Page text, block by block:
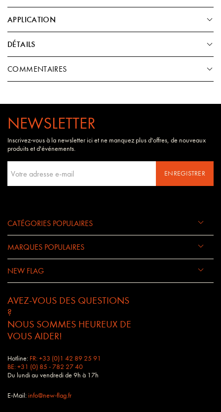
APPLICATION
DÉTAILS
COMMENTAIRES
NEWSLETTER
Inscrivez-vous à la newsletter ici et ne manquez plus d'offres, de nouveaux
produits et d'événements.
ENREGISTRER
CATÉGORIES POPULAIRES
MARQUES POPULAIRES
NEW FLAG
AVEZ-VOUS DES QUESTIONS
?
NOUS SOMMES HEUREUX DE
VOUS AIDER!
Hotline: FR: +33 (0)1 42 89 25 91
BE: +31 (0) 85 - 782 27 40
Du lundi au vendredi de 9h à 17h
E-Mail:info@new-flag.fr